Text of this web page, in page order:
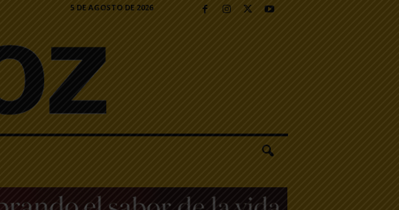
5 DE AGOSTO DE 2026